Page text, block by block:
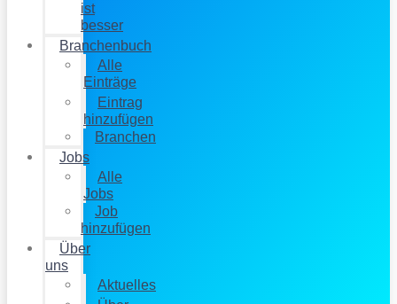
ist
besser
Branchenbuch
Alle
Einträge
Eintrag
hinzufügen
Branchen
Jobs
Alle
Jobs
Job
hinzufügen
Über
uns
Aktuelles